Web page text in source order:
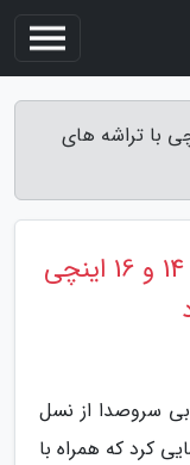
تازه مک بوک پرو 14 و 16 اینچی با تراشه های
اپل از نسل تازه مک بوک پرو 14 و 16 اینچی
بی سروصدا از نسل
کرد که همراه با